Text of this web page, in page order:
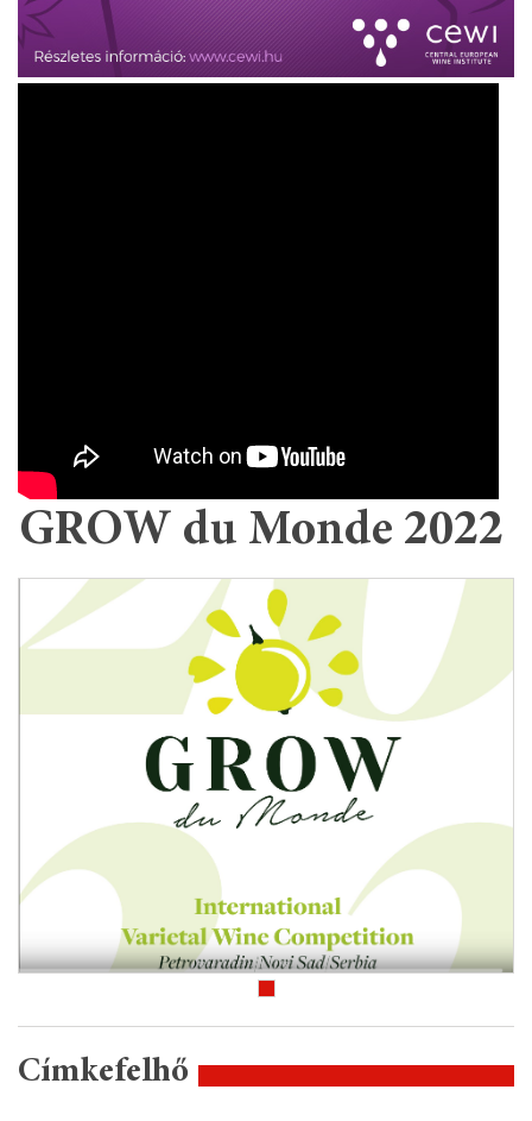
GROW du Monde 2022
Címkefelhő